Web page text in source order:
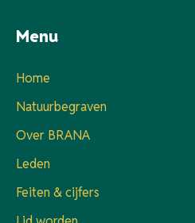
Menu
Home
Natuurbegraven
Over BRANA
Leden
Feiten & cijfers